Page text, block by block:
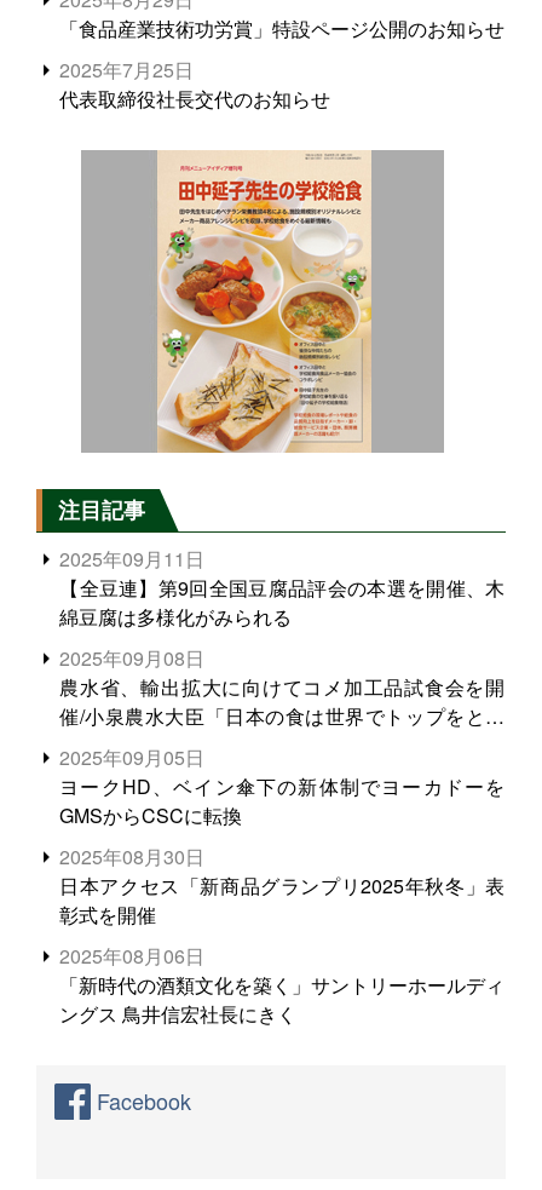
「食品産業技術功労賞」特設ページ公開のお知らせ
2025年7月25日
代表取締役社長交代のお知らせ
注目記事
2025年09月11日
【全豆連】第9回全国豆腐品評会の本選を開催、木
綿豆腐は多様化がみられる
2025年09月08日
農水省、輸出拡大に向けてコメ加工品試食会を開
催/小泉農水大臣「日本の食は世界でトップをとれ
る。米増産に向けて、米輸出需要の拡大を」
2025年09月05日
ヨークHD、ベイン傘下の新体制でヨーカドーを
GMSからCSCに転換
2025年08月30日
日本アクセス「新商品グランプリ2025年秋冬」表
彰式を開催
2025年08月06日
「新時代の酒類文化を築く」サントリーホールディ
ングス 鳥井信宏社長にきく
Facebook